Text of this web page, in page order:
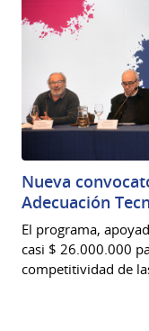
Nueva
Adecuación
El programa,
casi $ 26.000.000
competitividad de